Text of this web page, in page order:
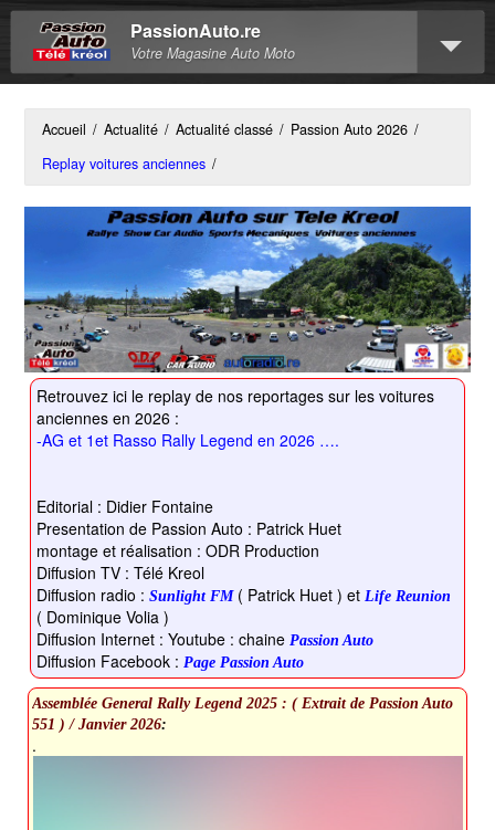
PassionAuto.re
Votre Magasine Auto Moto
Accueil / Actualité / Actualité classé / Passion Auto 2026 /
Replay voitures anciennes /
Retrouvez ici le replay de nos reportages sur les voitures
anciennes en 2026 :
-AG et 1et Rasso Rally Legend en 2026 ….
Editorial : Didier Fontaine
Presentation de Passion Auto : Patrick Huet
montage et réalisation : ODR Production
Diffusion TV : Télé Kreol
Diffusion radio :Sunlight FM( Patrick Huet ) et Life Reunion
( Dominique Volia )
Diffusion Internet : Youtube : chaine Passion Auto
Diffusion Facebook : Page Passion Auto
Assemblée General Rally Legend 2025 : ( Extrait de Passion Auto
551 ) / Janvier 2026:
.